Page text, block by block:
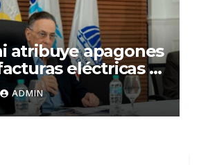
atribuye apagones
eléctricas al
de
ADMIN